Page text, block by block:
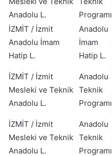
Anadolu L.
Programı
İZMİT / İzmit
Anadolu İmam
Hatip L.
Anadolu
İmam
Hatip L.
İZMİT / İzmit
Mesleki ve Teknik
Anadolu L.
Anadolu
Teknik
Programı
İZMİT / İzmit
Mesleki ve Teknik
Anadolu L.
Anadolu
Teknik
Programı